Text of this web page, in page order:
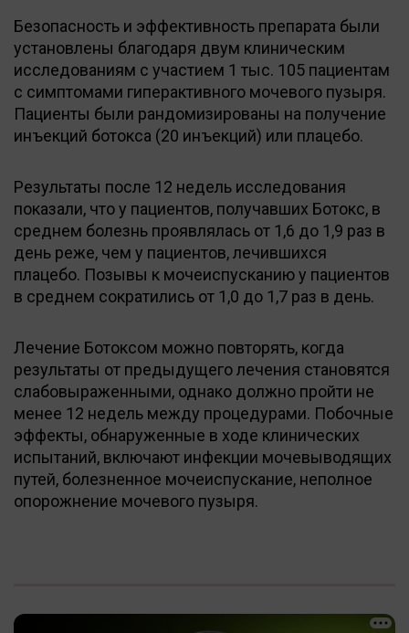
Безопасность и эффективность препарата были
установлены благодаря двум клиническим
исследованиям с участием 1 тыс. 105 пациентам
с симптомами гиперактивного мочевого пузыря.
Пациенты были рандомизированы на получение
инъекций ботокса (20 инъекций) или плацебо.
Результаты после 12 недель исследования
показали, что у пациентов, получавших Ботокс, в
среднем болезнь проявлялась от 1,6 до 1,9 раз в
день реже, чем у пациентов, лечившихся
плацебо. Позывы к мочеиспусканию у пациентов
в среднем сократились от 1,0 до 1,7 раз в день.
Лечение Ботоксом можно повторять, когда
результаты от предыдущего лечения становятся
слабовыраженными, однако должно пройти не
менее 12 недель между процедурами. Побочные
эффекты, обнаруженные в ходе клинических
испытаний, включают инфекции мочевыводящих
путей, болезненное мочеиспускание, неполное
опорожнение мочевого пузыря.